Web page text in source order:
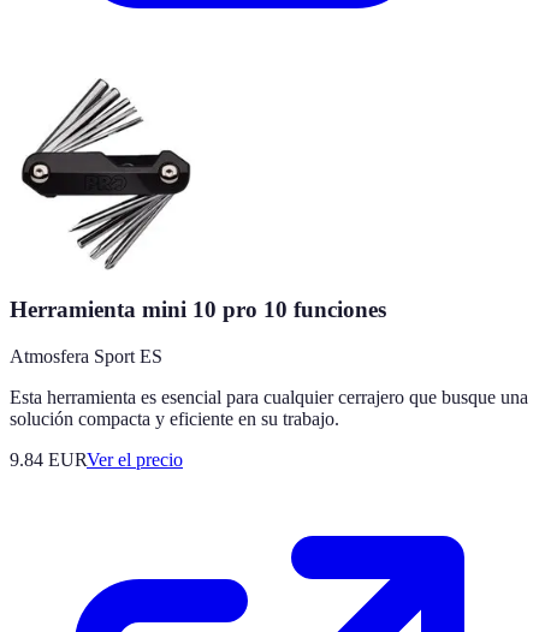
Herramienta mini 10 pro 10 funciones
Atmosfera Sport ES
Esta herramienta es esencial para cualquier cerrajero que busque una
solución compacta y eficiente en su trabajo.
9.84 EURVer el precio